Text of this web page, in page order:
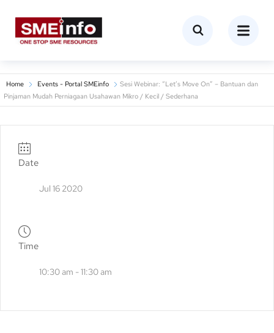
Home Events - Portal SMEinfo
Sesi Webinar: “Let’s Move On” – Bantuan dan
Pinjaman Mudah Perniagaan Usahawan Mikro / Kecil / Sederhana
Date
Jul 16 2020
Time
10:30 am - 11:30 am